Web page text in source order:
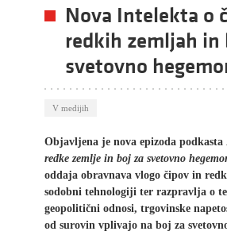
Nova Intelekta o
redkih zemljah in
svetovno
V medijih
Objavljena je nova epizoda podkasta
redke zemlje in boj za svetovno
oddaja obravnava vlogo čipov in
sodobni tehnologiji ter razpravlja o
geopolitični odnosi, trgovinske
od surovin vplivajo na boj za